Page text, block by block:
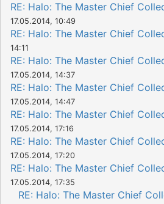
RE: Halo: The Master Chief
17.05.2014, 10:49
RE: Halo: The Master Chief
14:11
RE: Halo: The Master Chief
17.05.2014, 14:37
RE: Halo: The Master Chief
17.05.2014, 14:47
RE: Halo: The Master Chief
17.05.2014, 17:16
RE: Halo: The Master Chief
17.05.2014, 17:20
RE: Halo: The Master Chief
17.05.2014, 17:35
RE: Halo: The Master Chief